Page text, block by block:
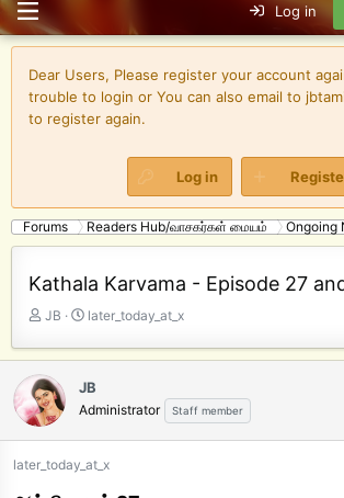
Log in
Dear Users, Please register your account
trouble to login or You can also email to
to register again.
Log in
Forums Readers Hub/வாசகர்கள் மையம் Ongoing
Kathala Karvama - Episode 27
T
e
a
d
s
t
JB
S
t
d
a
t
later_today_at_x
JB
Administrator Staff member
later_today_at_x